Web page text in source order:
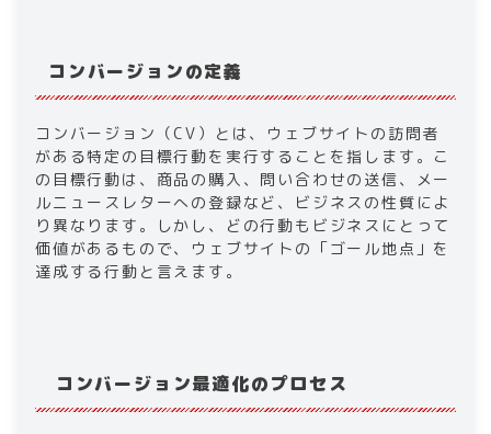
コンバージョンの定義
コンバージョン（CV）とは、ウェブサイトの訪問者
がある特定の目標行動を実行することを指します。こ
の目標行動は、商品の購入、問い合わせの送信、メー
ルニュースレターへの登録など、ビジネスの性質によ
り異なります。しかし、どの行動もビジネスにとって
価値があるもので、ウェブサイトの「ゴール地点」を
達成する行動と言えます。
コンバージョン最適化のプロセス